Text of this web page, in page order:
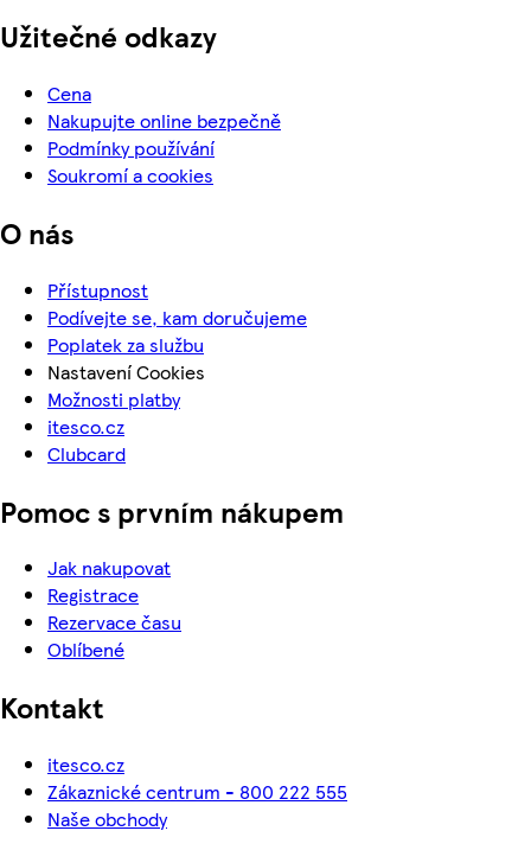
Užitečné odkazy
Cena
Nakupujte online bezpečně
Podmínky používání
Soukromí a cookies
O nás
Přístupnost
Podívejte se, kam doručujeme
Poplatek za službu
Nastavení Cookies
Možnosti platby
itesco.cz
Clubcard
Pomoc s prvním nákupem
Jak nakupovat
Registrace
Rezervace času
Oblíbené
Kontakt
itesco.cz
Zákaznické centrum - 800 222 555
Naše obchody